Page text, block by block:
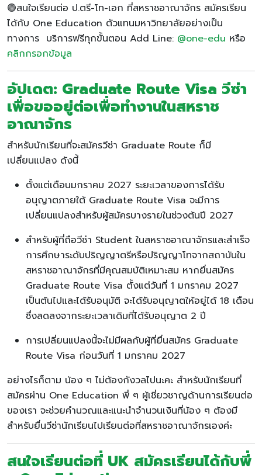
🟢สนใจเรียนต่อ ป.ตรี-โท-เอก ที่สหราชอาณาจักร สมัครเรียน
ได้กับ One Education ตัวแทนมหาวิทยาลัยอย่างเป็น
ทางการ บริการฟรีทุกขั้นตอน Add Line: @one-edu หรือ
คลิกกรอกข้อมูล
อัปเดต: Graduate Route Visa วีซ่า
เพื่อขออยู่ต่อเพื่อทำงานในสหราช
อาณาจักร
สำหรับนักเรียนที่จะสมัครวีซ่า Graduate Route ก็มี
เปลี่ยนแปลง ดังนี้
ตั้งแต่เดือนมกราคม 2027 ระยะเวลาของการได้รับ
อนุญาตภายใต้ Graduate Route Visa จะมีการ
เปลี่ยนแปลงสำหรับผู้สมัครบางรายในช่วงต้นปี 2027
สำหรับผู้ที่ถือวีซ่า Student ในสหราชอาณาจักรและสำเร็จ
การศึกษาระดับปริญญาตรีหรือปริญญาโทจากสถาบันใน
สหราชอาณาจักรที่มีคุณสมบัติเหมาะสม หากยื่นสมัคร
Graduate Route Visa ตั้งแต่วันที่ 1 มกราคม 2027
เป็นต้นไปและได้รับอนุมัติ จะได้รับอนุญาตให้อยู่ได้ 18 เดือน
ซึ่งลดลงจากระยะเวลาเดิมที่ได้รับอนุญาต 2 ปี
การเปลี่ยนแปลงนี้จะไม่มีผลกับผู้ที่ยื่นสมัคร Graduate
Route Visa ก่อนวันที่ 1 มกราคม 2027
อย่างไรก็ตาม น้อง ๆ ไม่ต้องกังวลไปนะคะ สำหรับนักเรียนที่
สมัครผ่าน One Education พี่ ๆ ผู้เชี่ยวชาญด้านการเรียนต่อ
ของเรา จะช่วยคำนวณและแนะนำจำนวนเงินที่น้อง ๆ ต้องมี
สำหรับยื่นวีซ่านักเรียนไปเรียนต่อที่สหราชอาณาจักรเองค่ะ
สนใจเรียนต่อที่ UK สมัครเรียนได้กับพี่